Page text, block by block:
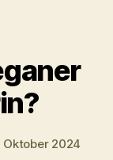
Oktober 2024